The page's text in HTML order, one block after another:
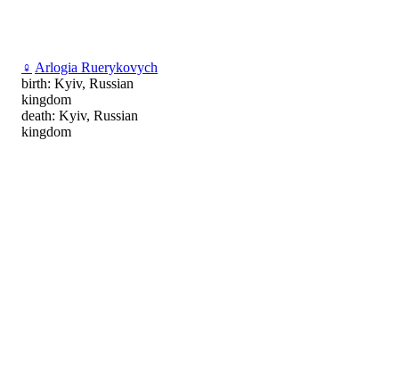
♀ Arlogia Ruerykovych
birth: Kyiv, Russian
kingdom
death: Kyiv, Russian
kingdom